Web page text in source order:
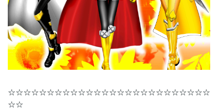
☆☆☆☆☆☆☆☆☆☆☆☆☆☆☆☆☆☆☆☆☆☆☆☆☆☆
☆☆